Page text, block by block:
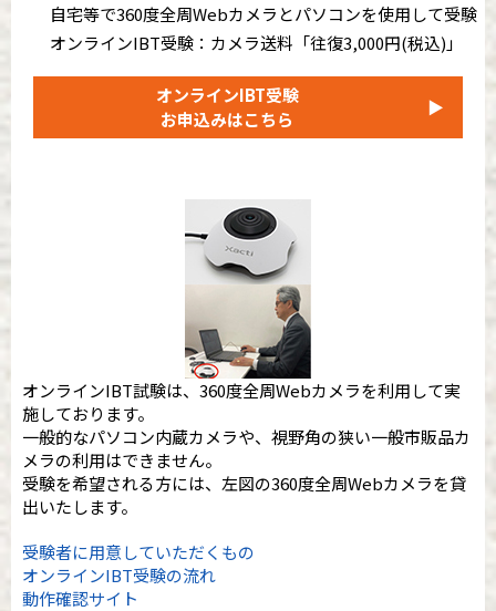
自宅等で360度全周Webカメラとパソコンを使用して受験
オンラインIBT受験：カメラ送料「往復3,000円(税込)」
オンラインIBT受験
お申込みはこちら
▶
オンラインIBT試験は、360度全周Webカメラを利用して実
施しております。
一般的なパソコン内蔵カメラや、視野角の狭い一般市販品カ
メラの利用はできません。
受験を希望される方には、左図の360度全周Webカメラを貸
出いたします。
受験者に用意していただくもの
オンラインIBT受験の流れ
動作確認サイト